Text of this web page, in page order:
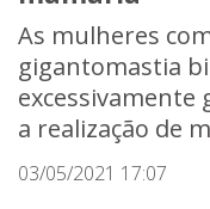
As mulheres
gigantomastia
excessivamente
a realização de
03/05/2021 17:07